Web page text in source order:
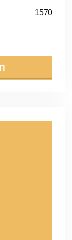
1570